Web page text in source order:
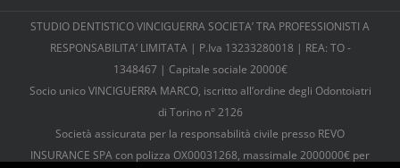
STUDIO DENTISTICO VINCIGUERRA SOCIETA’ TRA PROFESSIONISTI A
RESPONSABILITA’ LIMITATA | P.Iva 13233280018 | REA: TO -
1348467 | Capitale sociale 20000€
Socio unico VINCIGUERRA MARCO, iscritto all’ordine degli Odontoiatri
di Torino n° 2126
Società assicurata per la responsabilità civile presso REVO
INSURANCE SPA con polizza OX00031268, massimale 2000000€ per